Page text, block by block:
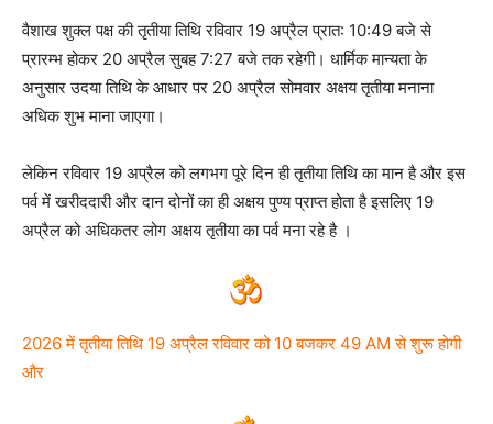
वैशाख शुक्ल पक्ष की तृतीया तिथि रविवार 19 अप्रैल प्रात: 10:49 बजे से
प्रारम्भ होकर 20 अप्रैल सुबह 7:27 बजे तक रहेगी। धार्मिक मान्यता के
अनुसार उदया तिथि के आधार पर 20 अप्रैल सोमवार अक्षय तृतीया मनाना
अधिक शुभ माना जाएगा।
लेकिन रविवार 19 अप्रैल को लगभग पूरे दिन ही तृतीया तिथि का मान है और इस
पर्व में खरीददारी और दान दोनों का ही अक्षय पुण्य प्राप्त होता है इसलिए 19
अप्रैल को अधिकतर लोग अक्षय तृतीया का पर्व मना रहे है ।
2026 में तृतीया तिथि 19 अप्रैल रविवार को 10 बजकर 49 AM से शुरू होगी
और